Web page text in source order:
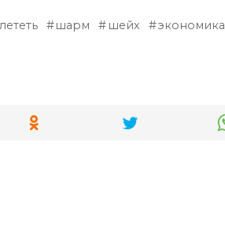
шарм шейх экономика